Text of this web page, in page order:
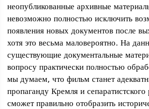
неопубликованные архивные
невозможно полностью исключить
появления новых документов после
хотя это весьма маловероятно. На
существующие документальные
вопросу практически полностью
мы думаем, что фильм станет
пропаганду Кремля и
сможет правильно отобразить